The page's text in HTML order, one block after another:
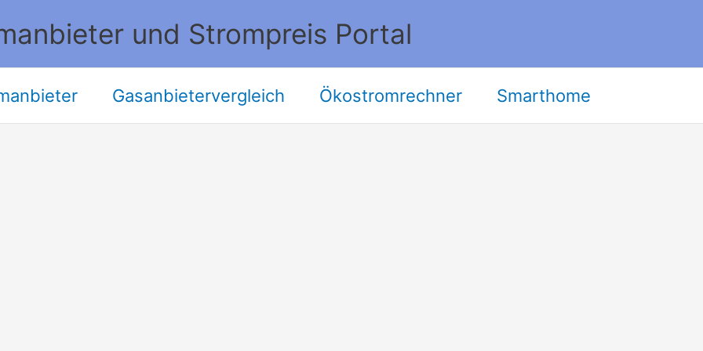
und Strompreis Portal
Gasanbietervergleich Ökostromrechner Smarthome